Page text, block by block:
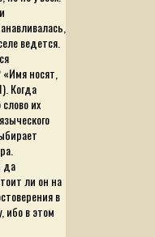
ведется.
«Имя носят,
Когда
их
да
ли он на
в
ибо в этом